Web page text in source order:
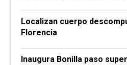
Localizan cuerpo
Florencia
Inaugura Bonilla paso